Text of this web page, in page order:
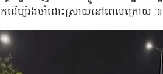
កដើម្បីរងចាំដោះស្រាយនៅពេលក្រោយ